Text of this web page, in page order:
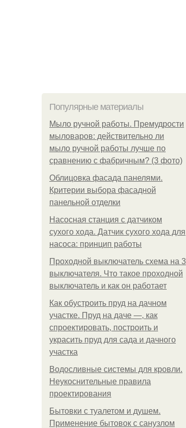
Популярные материалы
Мыло ручной работы. Премудрости
мыловаров: действительно ли
мыло ручной работы лучше по
сравнению с фабричным? (3 фото)
Облицовка фасада панелями.
Критерии выбора фасадной
панельной отделки
Насосная станция с датчиком
сухого хода. Датчик сухого хода для
насоса: принцип работы
Проходной выключатель схема на 3
выключателя. Что такое проходной
выключатель и как он работает
Как обустроить пруд на дачном
участке. Пруд на даче —, как
спроектировать, построить и
украсить пруд для сада и дачного
участка
Водосливные системы для кровли.
Неукоснительные правила
проектирования
Бытовки с туалетом и душем.
Применение бытовок с санузлом